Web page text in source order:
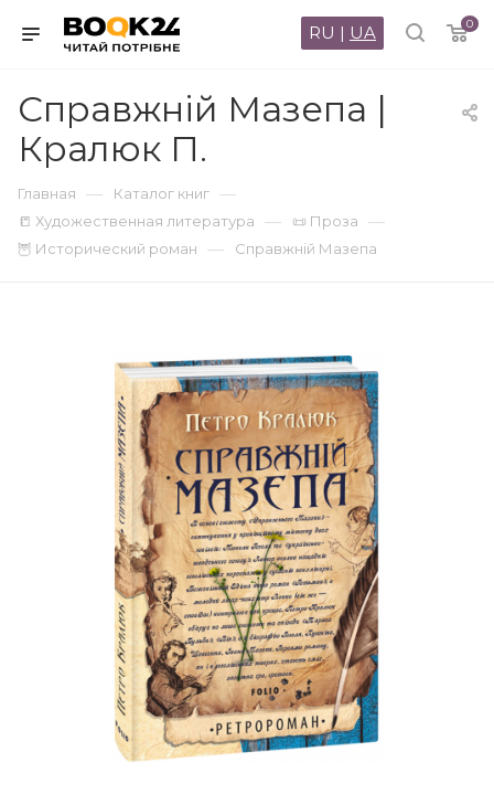
0
RU | UA
Справжній Мазепа |
Кралюк П.
Главная — Каталог книг —
📒 Художественная литература — 📜 Проза —
🦉 Исторический роман — Справжній Мазепа